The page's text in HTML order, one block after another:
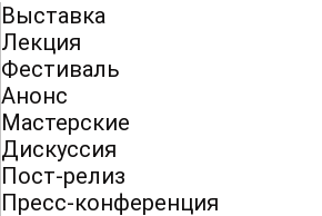
Выставка
Лекция
Фестиваль
Анонс
Мастерские
Дискуссия
Пост-релиз
Пресс-конференция